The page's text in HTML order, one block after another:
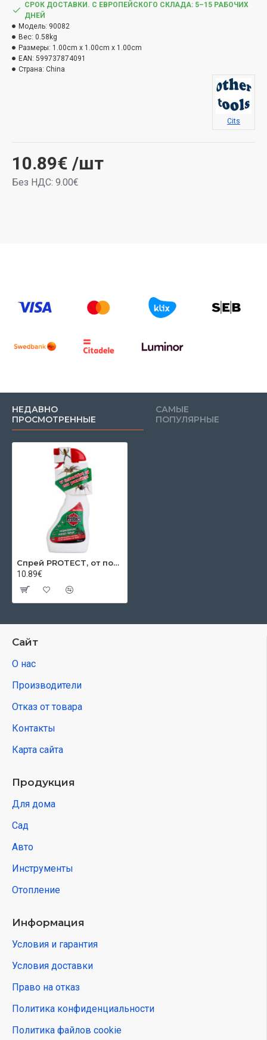
10.89€ /шт
Без НДС: 9.00€
СРОК ДОСТАВКИ. С ЕВРОПЕЙСКОГО СКЛАДА: 5–15 РАБОЧИХ
ДНЕЙ
Модель: 90082
Вес: 0.58kg
Размеры: 1.00cm x 1.00cm x 1.00cm
EAN: 599737874091
Страна: China
Cits
НЕДАВНО
ПРОСМОТРЕННЫЕ
САМЫЕ
ПОПУЛЯРНЫЕ
Спрей PROTECT, от ползающих насекомых, распылитель, 500 мл
10.89€
Сайт
О нас
Производители
Отказ от товара
Контакты
Карта сайта
Продукция
Для дома
Сад
Авто
Инструменты
Отопление
Информация
Условия и гарантия
Условия доставки
Право на отказ
Политика конфиденциальности
Политика файлов cookie